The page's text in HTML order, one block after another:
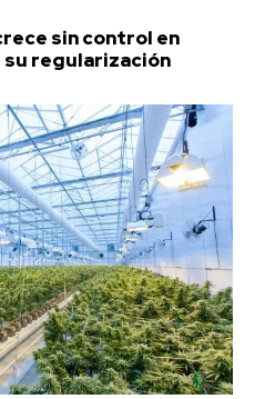
sin control en
su regularización